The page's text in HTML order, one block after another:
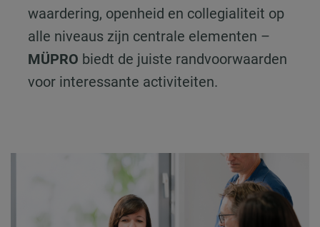
waardering, openheid en collegialiteit op
alle niveaus zijn centrale elementen –
MÜPRO biedt de juiste randvoorwaarden
voor interessante activiteiten.